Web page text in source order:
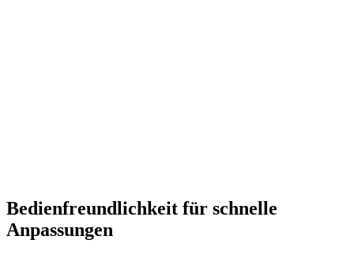
Bedienfreundlichkeit für schnelle
Anpassungen